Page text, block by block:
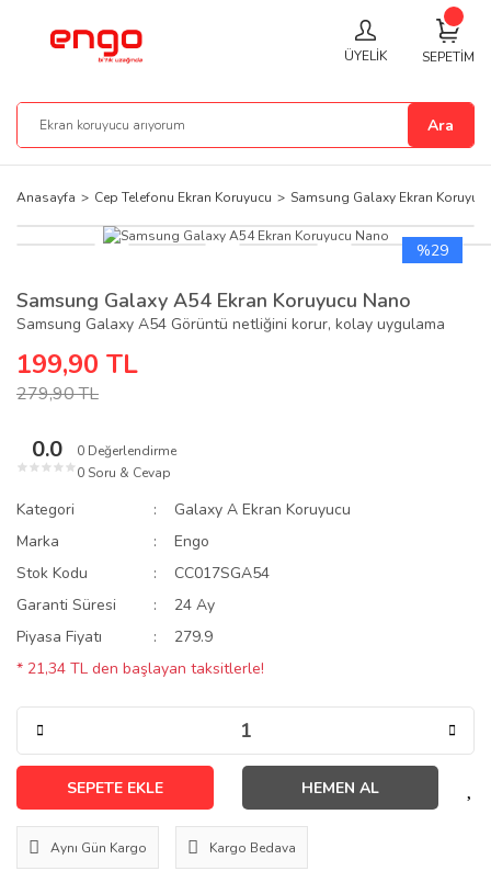
Ara
ÜYELİK SEPETİM
Anasayfa Cep Telefonu Ekran Koruyucu Samsung Galaxy Ekran
%29
Samsung Galaxy A54 Ekran Koruyucu Nano
Samsung Galaxy A54 Görüntü netliğini korur, kolay uygulama
199,90 TL
279,90 TL
0.0
★ ★ ★ ★ ★
0 Değerlendirme
0 Soru & Cevap
Kategori
Galaxy A Ekran Koruyucu
Marka
Engo
Stok Kodu
CC017SGA54
Garanti Süresi
24 Ay
Piyasa Fiyatı
279.9
* 21,34 TL den başlayan taksitlerle!
SEPETE EKLE HEMEN AL
Aynı Gün Kargo Kargo Bedava